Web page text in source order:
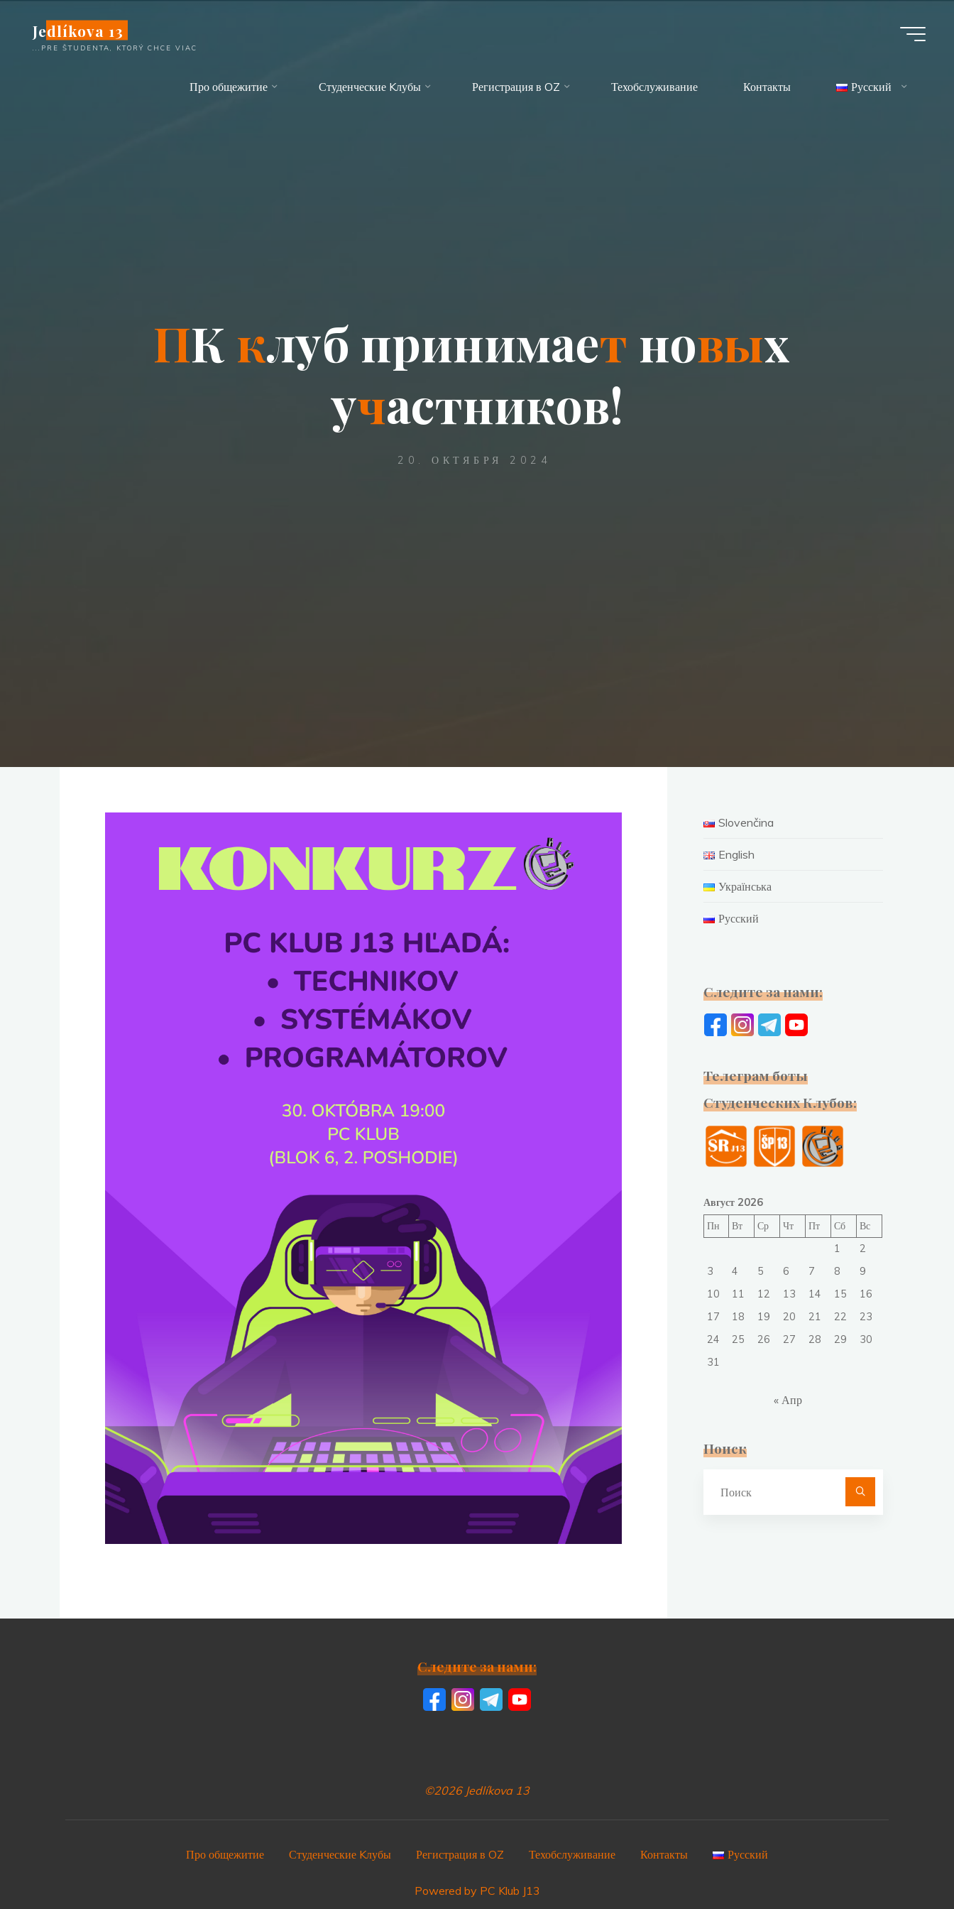
содержимому
Jedlíkova 13
...PRE ŠTUDENTA, KTORÝ CHCE VIAC
Про общежитие Студенческие Kлубы Регистрация в OZ Техобслуживание Контакты Русский
ПК клуб принимает новых
участников!
20. ОКТЯБРЯ 2024
Slovenčina
English
Українська
Русский
Следите за нами:
Телеграм боты
Студенческих Клубов:
Август 2026
Пн
Вт Ср Чт Пт Сб
Вс
1
2
3
4 5 6 7 8
9
10
11 12 13 14 15
16
17
18 19 20 21 22
23
24
25 26 27 28 29
30
31
« Апр
Поиск
Следите за нами:
©2026 Jedlíkova 13
Про общежитие Студенческие Kлубы Регистрация в OZ Техобслуживание Контакты Русский
Powered by PC Klub J13